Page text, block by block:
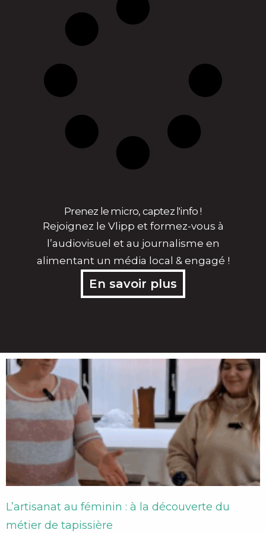
Prenez le micro, captez l'info !
Rejoignez le Vlipp et formez-vous à
l’audiovisuel et au journalisme en
alimentant un média local & engagé !
En savoir plus
L’artisanat au féminin : à la découverte du
métier de tapissière